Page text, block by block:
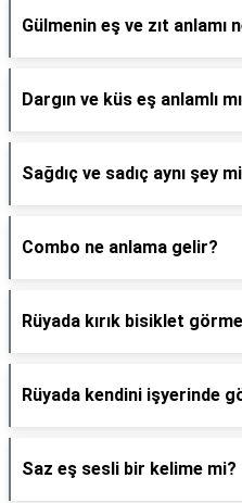
Gülmenin eş ve zıt anlamı
Dargın ve küs eş anlamlı
Sağdıç ve sadıç aynı şey
Combo ne anlama gelir?
Rüyada kırık bisiklet
Rüyada kendini işyerinde
Saz eş sesli bir kelime mi?